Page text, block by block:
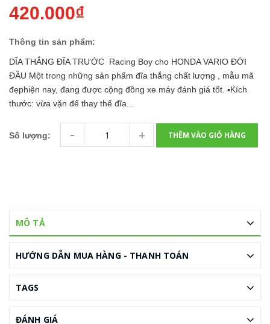
420.000₫
Thông tin sản phẩm:
DĨA THẮNG ĐĨA TRƯỚC Racing Boy cho HONDA VARIO ĐỜI
ĐẦU Một trong những sản phẩm đĩa thắng chất lượng , mẫu mã
đẹphiện nay, đang được cộng đồng xe máy đánh giá tốt. ▪️Kích
thước: vừa vặn để thay thế đĩa...
Số lượng: - + THÊM VÀO GIỎ HÀNG
MÔ TẢ
HƯỚNG DẪN MUA HÀNG - THANH TOÁN
TAGS
ĐÁNH GIÁ